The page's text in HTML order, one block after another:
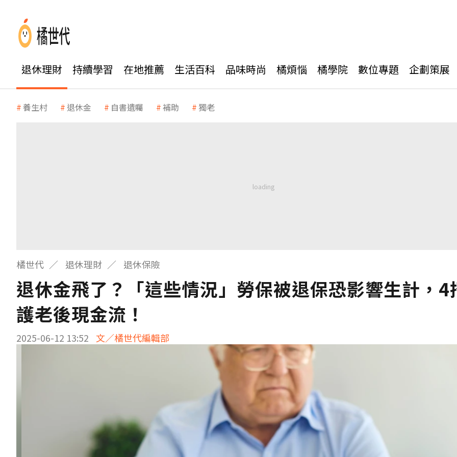
退休理財 持續學習 在地推薦 生活百科 品味時尚 橘煩惱 橘學院 數位專題 企劃策展
養生村 退休金 自書遺囑 補助 獨老
橘世代 退休理財 退休保險
退休金飛了？「這些情況」勞保被退保恐影響生計，4
護老後現金流！
2025-06-12 13:52 文／橘世代編輯部